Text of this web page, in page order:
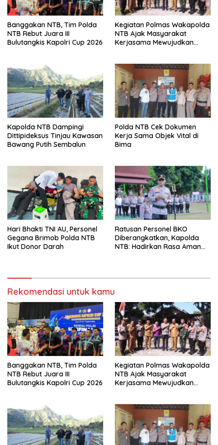
Banggakan NTB, Tim Polda
NTB Rebut Juara III
Bulutangkis Kapolri Cup 2026
Kegiatan Polmas Wakapolda
NTB Ajak Masyarakat
Kerjasama Mewujudkan
Kapolda NTB Dampingi
Dittipideksus Tinjau Kawasan
Bawang Putih Sembalun
Polda NTB Cek Dokumen
Kerja Sama Objek Vital di
Bima
Hari Bhakti TNI AU, Personel
Gegana Brimob Polda NTB
Ikut Donor Darah
Ratusan Personel BKO
Diberangkatkan, Kapolda
NTB: Hadirkan Rasa Aman
Rekomendasi untuk kamu
Banggakan NTB, Tim Polda
NTB Rebut Juara III
Bulutangkis Kapolri Cup 2026
Kegiatan Polmas Wakapolda
NTB Ajak Masyarakat
Kerjasama Mewujudkan